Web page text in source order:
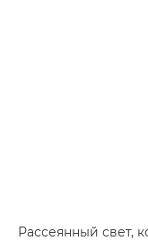
Рассеянный свет,